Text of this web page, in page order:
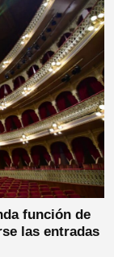
función de
las entradas